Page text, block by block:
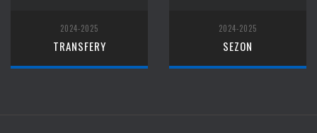
2024-2025
TRANSFERY
2024-2025
SEZON